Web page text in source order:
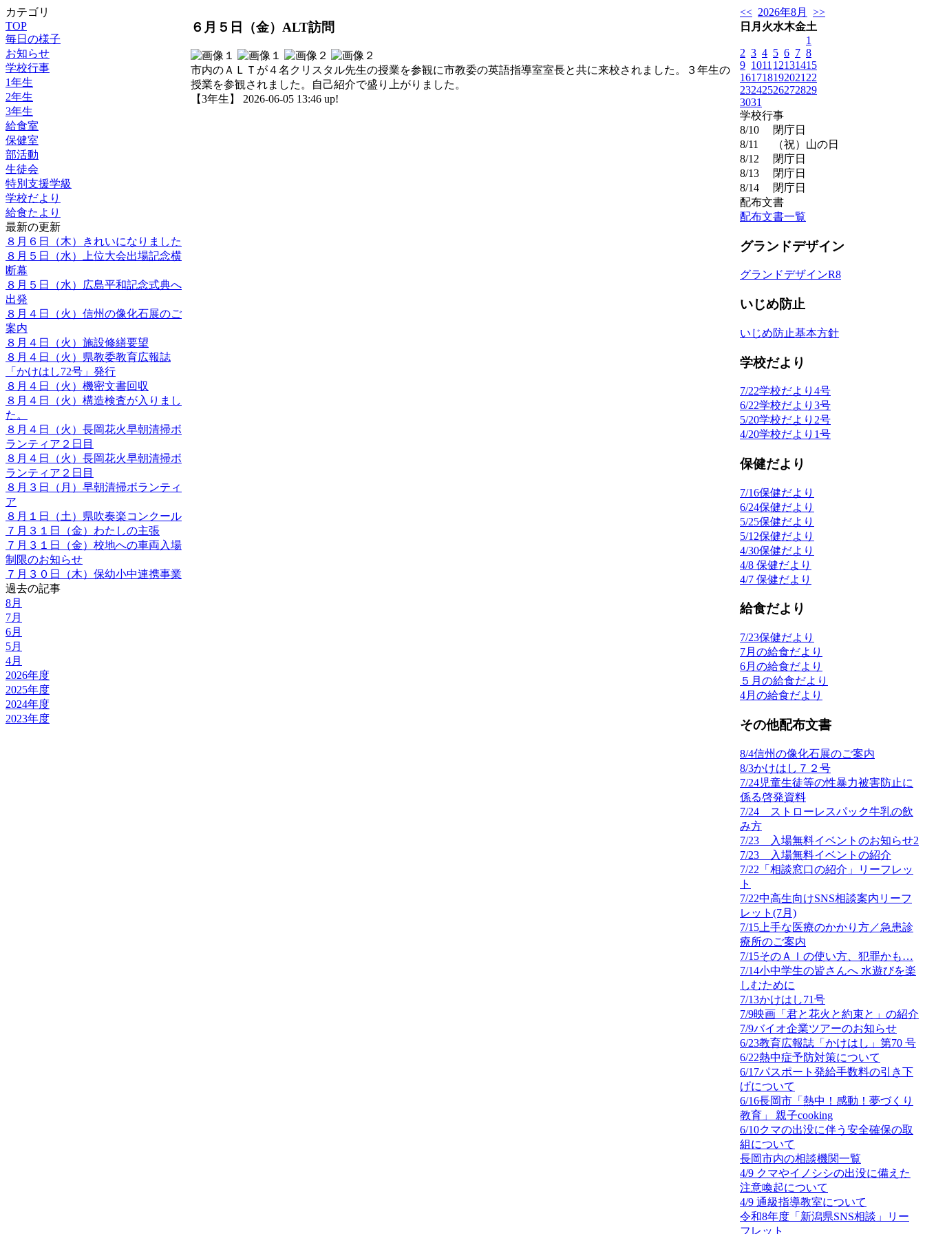
カテゴリ
TOP
毎日の様子
お知らせ
学校行事
1年生
2年生
3年生
給食室
保健室
部活動
生徒会
特別支援学級
学校だより
給食たより
最新の更新
８月６日（木）きれいになりました
８月５日（水）上位大会出場記念横
断幕
８月５日（水）広島平和記念式典へ
出発
８月４日（火）信州の像化石展のご
案内
８月４日（火）施設修繕要望
８月４日（火）県教委教育広報誌
「かけはし72号」発行
８月４日（火）機密文書回収
８月４日（火）構造検査が入りまし
た。
８月４日（火）長岡花火早朝清掃ボ
ランティア２日目
８月４日（火）長岡花火早朝清掃ボ
ランティア２日目
８月３日（月）早朝清掃ボランティ
ア
８月１日（土）県吹奏楽コンクール
７月３１日（金）わたしの主張
７月３１日（金）校地への車両入場
制限のお知らせ
７月３０日（木）保幼小中連携事業
過去の記事
8月
7月
6月
5月
4月
2026年度
2025年度
2024年度
2023年度
６月５日（金）ALT訪問
市内のＡＬＴが４名クリスタル先生の授業を参観に市教委の英語指導室室長と共に来校されました。３年生の
授業を参観されました。自己紹介で盛り上がりました。
【3年生】 2026-06-05 13:46 up!
<< 2026年8月
>>
日 月 火水木金土
1
2 3 4 5 6 7 8
9 1011 12131415
161718192021 22
23242526272829
3031
学校行事
8/10
閉庁日
8/11
（祝）山の日
8/12
閉庁日
8/13
閉庁日
8/14
閉庁日
配布文書
配布文書一覧
グランドデザイン
グランドデザインR8
いじめ防止
いじめ防止基本方針
学校だより
7/22学校だより4号
6/22学校だより3号
5/20学校だより2号
4/20学校だより1号
保健だより
7/16保健だより
6/24保健だより
5/25保健だより
5/12保健だより
4/30保健だより
4/8 保健だより
4/7 保健だより
給食だより
7/23保健だより
7月の給食だより
6月の給食だより
５月の給食だより
4月の給食だより
その他配布文書
8/4信州の像化石展のご案内
8/3かけはし７２号
7/24児童生徒等の性暴力被害防止に
係る啓発資料
7/24 ストローレスパック牛乳の飲
み方
7/23 入場無料イベントのお知らせ2
7/23 入場無料イベントの紹介
7/22「相談窓口の紹介」リーフレッ
ト
7/22中高生向けSNS相談案内リーフ
レット(7月)
7/15上手な医療のかかり方／急患診
療所のご案内
7/15そのＡＩの使い方、犯罪かも…
7/14小中学生の皆さんへ 水遊びを楽
しむために
7/13かけはし71号
7/9映画「君と花火と約束と」の紹介
7/9バイオ企業ツアーのお知らせ
6/23教育広報誌「かけはし」第70 号
6/22熱中症予防対策について
6/17パスポート発給手数料の引き下
げについて
6/16長岡市「熱中！感動！夢づくり
教育」 親子cooking
6/10クマの出没に伴う安全確保の取
組について
長岡市内の相談機関一覧
4/9 クマやイノシシの出没に備えた
注意喚起について
4/9 通級指導教室について
令和8年度「新潟県SNS相談」リー
フレット